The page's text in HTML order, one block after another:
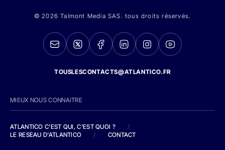
© 2026 Talmont Media SAS. tous droits réservés.
TOUSLESCONTACTS@ATLANTICO.FR
MIEUX NOUS CONNAITRE
ATLANTICO C'EST QUI, C'EST QUOI ?
/
LE RESEAU D'ATLANTICO
/ CONTACT